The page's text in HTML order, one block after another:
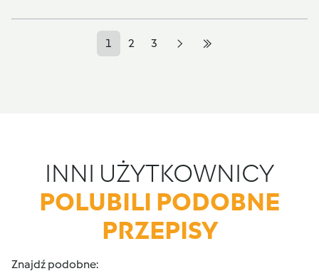
1 2 3
INNI UŻYTKOWNICY
POLUBILI PODOBNE
PRZEPISY
Znajdź podobne: